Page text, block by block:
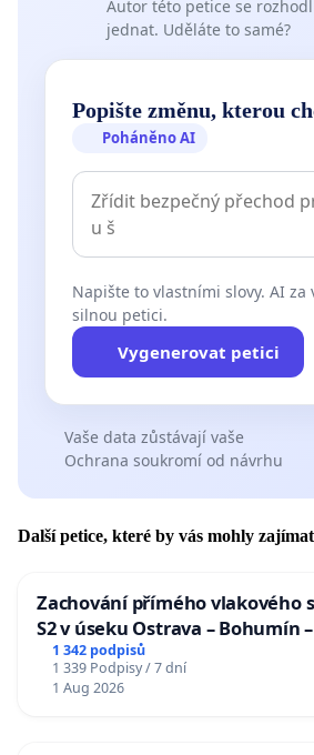
Autor této petice se
jednat. Uděláte to samé?
Popište změnu, kterou
Poháněno AI
Napište to vlastními slovy. AI za
silnou petici.
Vygenerovat petici
Vaše data zůstávají vaše
Ochrana soukromí od návrhu
Další petice, které by vás mohly zajímat
Zachování přímého vlakového
S2 v úseku Ostrava – Bohumín
u Jablunkova
1 342 podpisů
1 339 Podpisy / 7 dní
1 Aug 2026